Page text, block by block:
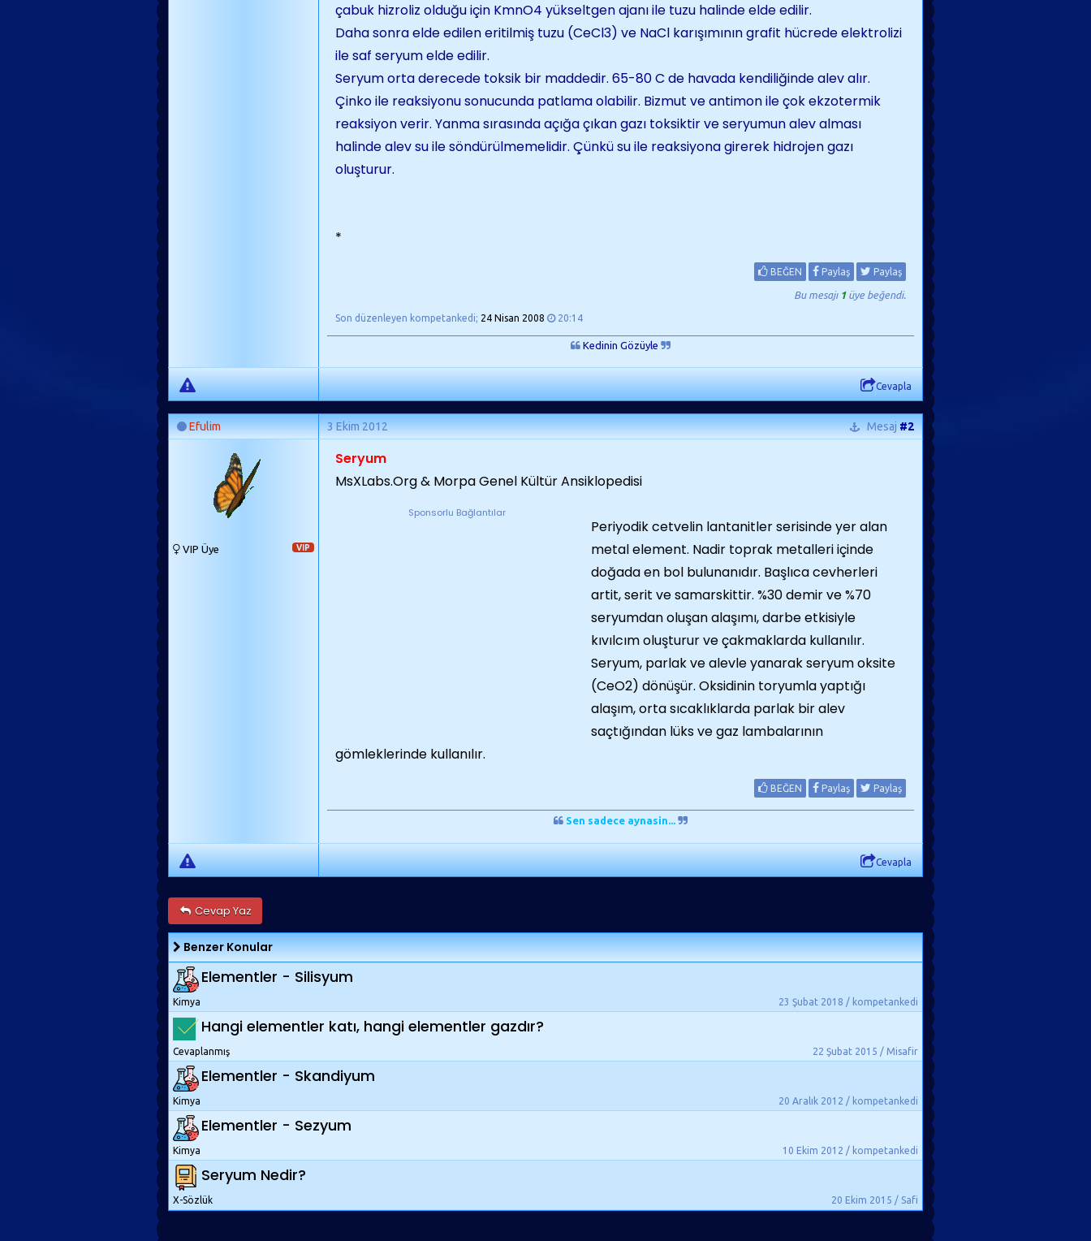
çabuk hizroliz olduğu için KmnO4 yükseltgen ajanı ile tuzu halinde elde edilir.
Daha sonra elde edilen eritilmiş tuzu (CeCl3) ve NaCl karışımının grafit hücrede elektrolizi
ile saf seryum elde edilir.
Seryum orta derecede toksik bir maddedir. 65-80 C de havada kendiliğinde alev alır.
Çinko ile reaksiyonu sonucunda patlama olabilir. Bizmut ve antimon ile çok ekzotermik
reaksiyon verir. Yanma sırasında açığa çıkan gazı toksiktir ve seryumun alev alması
halinde alev su ile söndürülmemelidir. Çünkü su ile reaksiyona girerek hidrojen gazı
oluşturur.
*
BEĞEN Paylaş Paylaş
Bu mesajı 1üye beğendi.
Son düzenleyen kompetankedi; 24 Nisan 2008 20:14
Kedinin Gözüyle
Cevapla
Efulim 3 Ekim 2012 Mesaj#2
VIP
VIP Üye
Seryum
MsXLabs.Org & Morpa Genel Kültür Ansiklopedisi
Sponsorlu Bağlantılar
Periyodik cetvelin lantanitler serisinde yer alan
metal element. Nadir toprak metalleri içinde
doğada en bol bulunanıdır. Başlıca cevherleri
artit, serit ve samarskittir. %30 demir ve %70
seryumdan oluşan alaşımı, darbe etkisiyle
kıvılcım oluşturur ve çakmaklarda kullanılır.
Seryum, parlak ve alevle yanarak seryum oksite
(CeO2) dönüşür. Oksidinin toryumla yaptığı
alaşım, orta sıcaklıklarda parlak bir alev
saçtığından lüks ve gaz lambalarının
gömleklerinde kullanılır.
BEĞEN Paylaş Paylaş
Sen sadece aynasin...
Cevapla
Cevap Yaz
Benzer Konular
Elementler - Silisyum
23 Şubat 2018 / kompetankedi
Kimya
Hangi elementler katı, hangi elementler gazdır?
22 Şubat 2015 / Misafir
Cevaplanmış
Elementler - Skandiyum
20 Aralık 2012 / kompetankedi
Kimya
Elementler - Sezyum
10 Ekim 2012 / kompetankedi
Kimya
Seryum Nedir?
20 Ekim 2015 / Safi
X-Sözlük